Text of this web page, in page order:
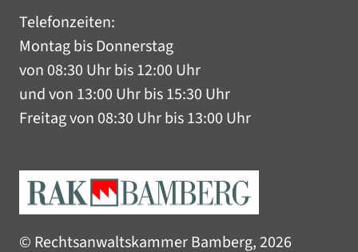
Telefonzeiten:
Montag bis Donnerstag
von 08:30 Uhr bis 12:00 Uhr
und von 13:00 Uhr bis 15:30 Uhr
Freitag von 08:30 Uhr bis 13:00 Uhr
© Rechtsanwaltskammer Bamberg, 2026